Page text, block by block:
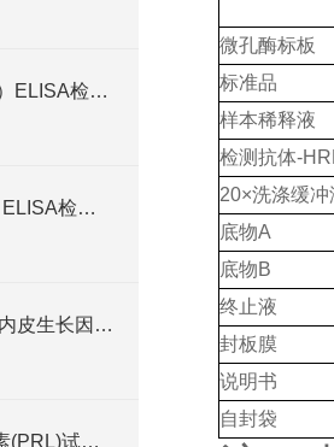
大鼠（Rat）睾酮（T）ELISA检测试剂盒
大鼠肝素（Heparin）ELISA检测试剂盒原理
常达恩推荐-大鼠血管内皮生长因子 (VEGF)elisa检测试剂盒
详细了解下大鼠泌乳素(PRL)试剂盒的作用
微孔酶标板
标准品
样本稀释液
检测抗体-
20×洗涤缓冲
底物A
底物B
终止液
封板膜
说明书
自封袋